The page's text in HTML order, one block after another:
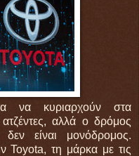
να κυριαρχούν στα
ατζέντες, αλλά ο δρόμος
είναι μονόδρομος.
Toyota, τη μάρκα με τις